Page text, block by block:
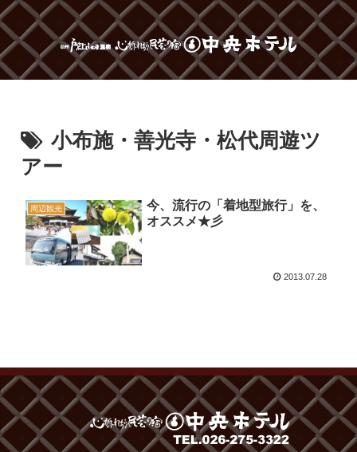
小布施・善光寺・松代周遊ツ
アー
周辺観光
今、流行の「着地型旅行」を、
オススメ★彡
2013.07.28